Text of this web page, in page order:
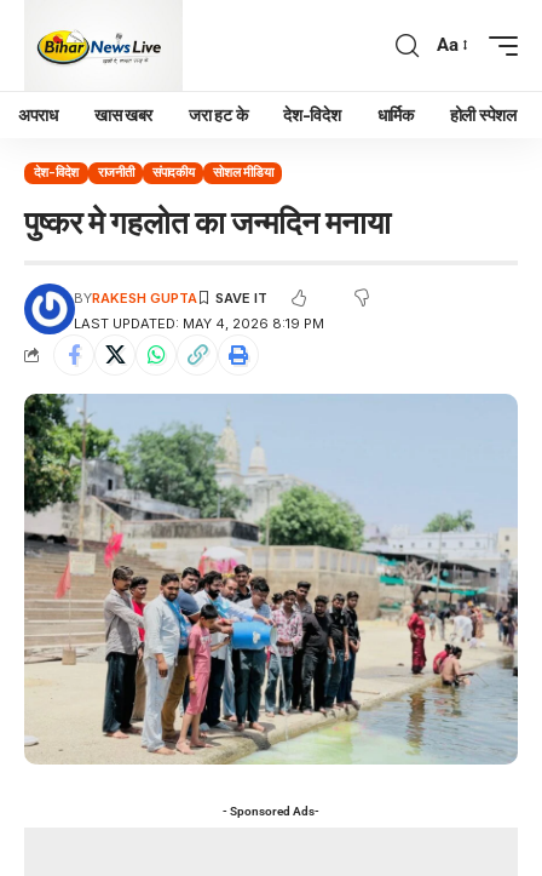
Aa
अपराध खास खबर जरा हट के देश-विदेश धार्मिक होली स्पेशल
देश-विदेश राजनीती संपादकीय सोशल मीडिया
पुष्कर मे गहलोत का जन्मदिन मनाया
LAST UPDATED: MAY 4, 2026 8:19 PM
BYRAKESH GUPTA
- Sponsored Ads-